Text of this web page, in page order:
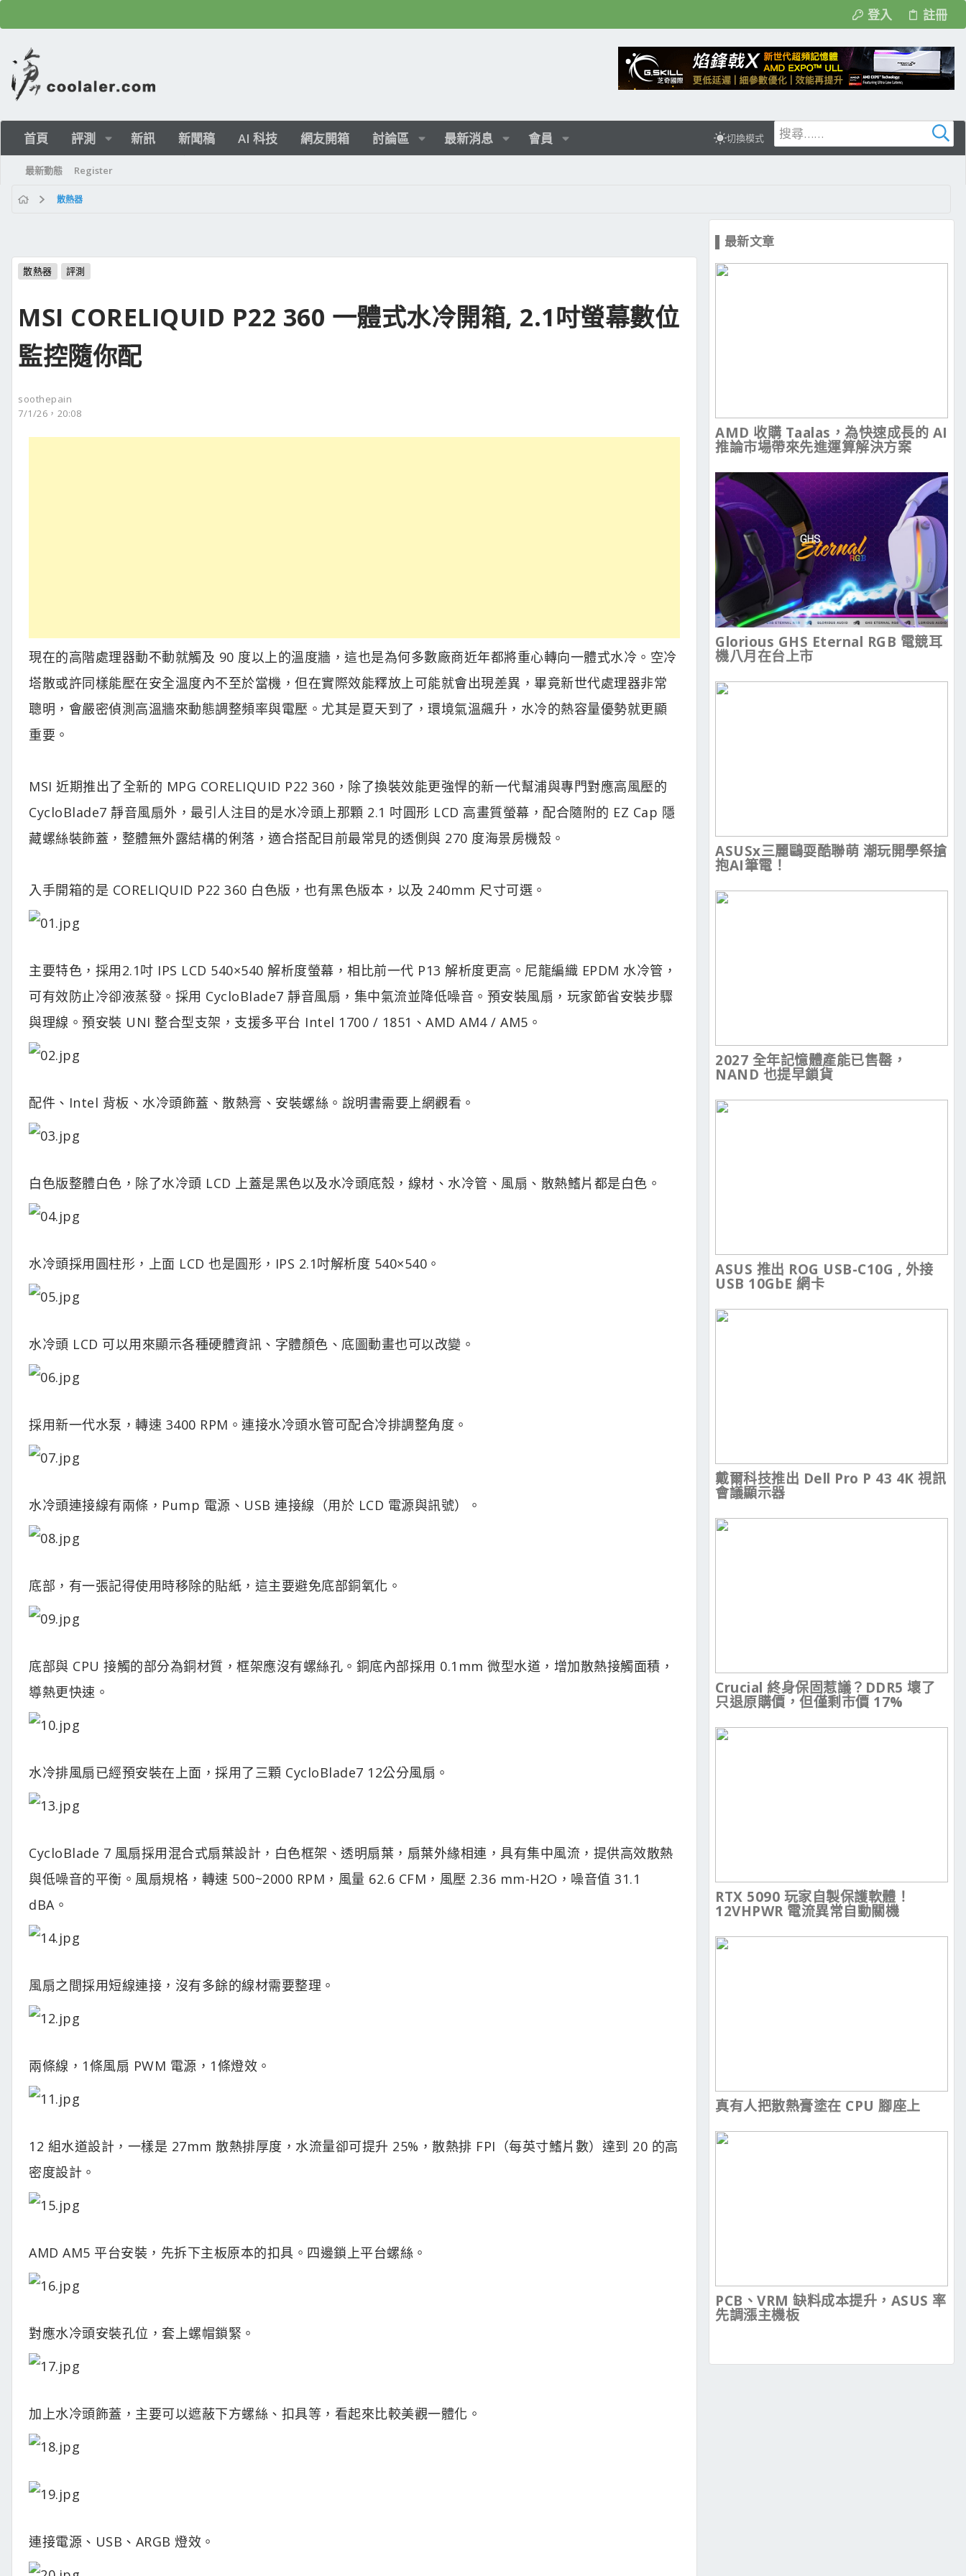
登入 註冊
首頁 評測 新訊 新聞稿 AI 科技 網友開箱 討論區 最新消息 會員 切換模式
最新動態 Register
散熱器
散熱器 評測
MSI CORELIQUID P22 360 一體式水冷開箱, 2.1吋螢幕數位
監控隨你配
soothepain
7/1/26，20:08
現在的高階處理器動不動就觸及 90 度以上的溫度牆，這也是為何多數廠商近年都將重心轉向一體式水冷。空冷
塔散或許同樣能壓在安全溫度內不至於當機，但在實際效能釋放上可能就會出現差異，畢竟新世代處理器非常
聰明，會嚴密偵測高溫牆來動態調整頻率與電壓。尤其是夏天到了，環境氣溫飆升，水冷的熱容量優勢就更顯
重要。
MSI 近期推出了全新的 MPG CORELIQUID P22 360，除了換裝效能更強悍的新一代幫浦與專門對應高風壓的
CycloBlade7 靜音風扇外，最引人注目的是水冷頭上那顆 2.1 吋圓形 LCD 高畫質螢幕，配合隨附的 EZ Cap 隱
藏螺絲裝飾蓋，整體無外露結構的俐落，適合搭配目前最常見的透側與 270 度海景房機殼。
入手開箱的是 CORELIQUID P22 360 白色版，也有黑色版本，以及 240mm 尺寸可選。
主要特色，採用2.1吋 IPS LCD 540×540 解析度螢幕，相比前一代 P13 解析度更高。尼龍編織 EPDM 水冷管，
可有效防止冷卻液蒸發。採用 CycloBlade7 靜音風扇，集中氣流並降低噪音。預安裝風扇，玩家節省安裝步驟
與理線。預安裝 UNI 整合型支架，支援多平台 Intel 1700 / 1851、AMD AM4 / AM5。
配件、Intel 背板、水冷頭飾蓋、散熱膏、安裝螺絲。說明書需要上網觀看。
白色版整體白色，除了水冷頭 LCD 上蓋是黑色以及水冷頭底殼，線材、水冷管、風扇、散熱鰭片都是白色。
水冷頭採用圓柱形，上面 LCD 也是圓形，IPS 2.1吋解析度 540×540。
水冷頭 LCD 可以用來顯示各種硬體資訊、字體顏色、底圖動畫也可以改變。
採用新一代水泵，轉速 3400 RPM。連接水冷頭水管可配合冷排調整角度。
水冷頭連接線有兩條，Pump 電源、USB 連接線（用於 LCD 電源與訊號）。
底部，有一張記得使用時移除的貼紙，這主要避免底部銅氧化。
底部與 CPU 接觸的部分為銅材質，框架應沒有螺絲孔。銅底內部採用 0.1mm 微型水道，增加散熱接觸面積，
導熱更快速。
水冷排風扇已經預安裝在上面，採用了三顆 CycloBlade7 12公分風扇。
CycloBlade 7 風扇採用混合式扇葉設計，白色框架、透明扇葉，扇葉外緣相連，具有集中風流，提供高效散熱
與低噪音的平衡。風扇規格，轉速 500~2000 RPM，風量 62.6 CFM，風壓 2.36 mm-H2O，噪音值 31.1
dBA。
風扇之間採用短線連接，沒有多餘的線材需要整理。
兩條線，1條風扇 PWM 電源，1條燈效。
12 組水道設計，一樣是 27mm 散熱排厚度，水流量卻可提升 25%，散熱排 FPI（每英寸鰭片數）達到 20 的高
密度設計。
AMD AM5 平台安裝，先拆下主板原本的扣具。四邊鎖上平台螺絲。
對應水冷頭安裝孔位，套上螺帽鎖緊。
加上水冷頭飾蓋，主要可以遮蔽下方螺絲、扣具等，看起來比較美觀一體化。
連接電源、USB、ARGB 燈效。
▌最新文章
AMD 收購 Taalas，為快速成長的 AI
推論市場帶來先進運算解決方案
Glorious GHS Eternal RGB 電競耳
機八月在台上市
ASUSx三麗鷗耍酷聯萌 潮玩開學祭搶
抱AI筆電！
2027 全年記憶體產能已售罄，
NAND 也提早鎖貨
ASUS 推出 ROG USB-C10G , 外接
USB 10GbE 網卡
戴爾科技推出 Dell Pro P 43 4K 視訊
會議顯示器
Crucial 終身保固惹議？DDR5 壞了
只退原購價，但僅剩市價 17%
RTX 5090 玩家自製保護軟體！
12VHPWR 電流異常自動關機
真有人把散熱膏塗在 CPU 腳座上
PCB、VRM 缺料成本提升，ASUS 率
先調漲主機板